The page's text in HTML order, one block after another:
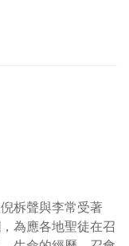
柝聲與李常受著
為應各地聖徒在召